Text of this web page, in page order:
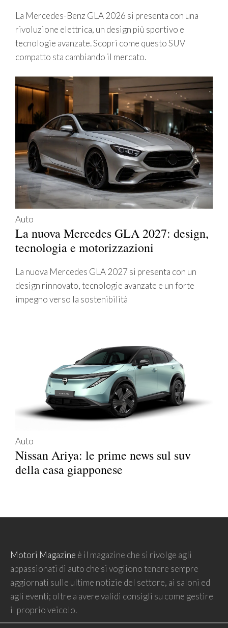
La Mercedes-Benz GLA 2026 si presenta con una
rivoluzione elettrica, un design più sportivo e
tecnologie avanzate. Scopri come questo SUV
compatto sta cambiando il mercato.
Auto
La nuova Mercedes GLA 2027: design,
tecnologia e motorizzazioni
La nuova Mercedes GLA 2027 si presenta con un
design rinnovato, tecnologie avanzate e un forte
impegno verso la sostenibilità
Auto
Nissan Ariya: le prime news sul suv
della casa giapponese
Motori Magazine è il magazine che si rivolge agli
appassionati di auto che si vogliono tenere sempre
aggiornati sulle ultime notizie del settore, ai saloni ed
agli eventi; oltre a avere validi consigli su come gestire
il proprio veicolo.